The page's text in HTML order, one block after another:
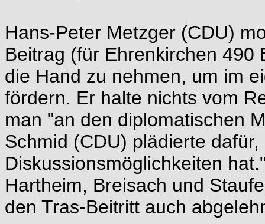
Hans-Peter Metzger (CDU)
Beitrag (für Ehrenkirchen 490
die Hand zu nehmen, um im
fördern. Er halte nichts vom
man "an den diplomatischen
Schmid (CDU) plädierte
Diskussionsmöglichkeiten
Hartheim, Breisach und
den Tras-Beitritt auch